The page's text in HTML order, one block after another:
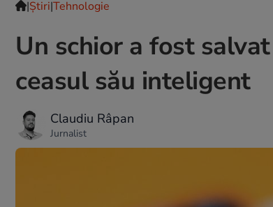
|Ştiri|Tehnologie
Un schior a fost
ceasul său inteligent
Claudiu Râpan
Jurnalist